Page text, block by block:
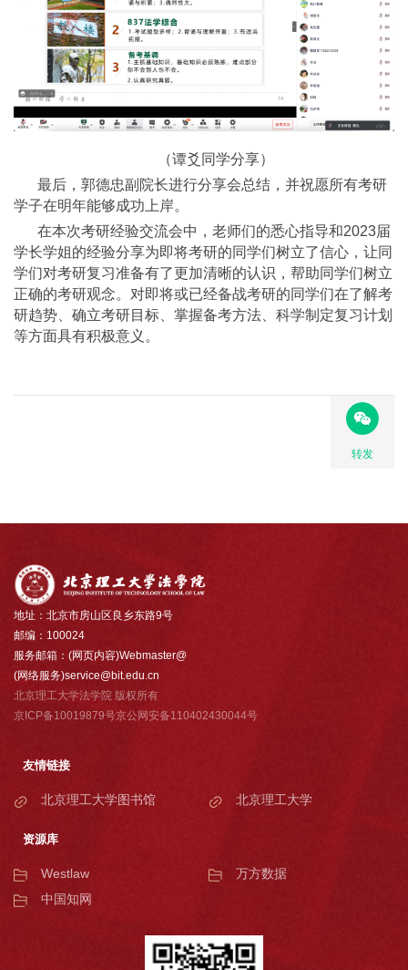
（谭爻同学分享）
最后，郭德忠副院长进行分享会总结，并祝愿所有考研
学子在明年能够成功上岸。
在本次考研经验交流会中，老师们的悉心指导和2023届
学长学姐的经验分享为即将考研的同学们树立了信心，让同
学们对考研复习准备有了更加清晰的认识，帮助同学们树立
正确的考研观念。对即将或已经备战考研的同学们在了解考
研趋势、确立考研目标、掌握备考方法、科学制定复习计划
等方面具有积极意义。
转发
地址：北京市房山区良乡东路9号
邮编：100024
服务邮箱：(网页内容)Webmaster@
(网络服务)service@bit.edu.cn
北京理工大学法学院 版权所有
京ICP备10019879号京公网安备110402430044号
友情链接
北京理工大学图书馆 北京理工大学
资源库
Westlaw
万方数据
中国知网